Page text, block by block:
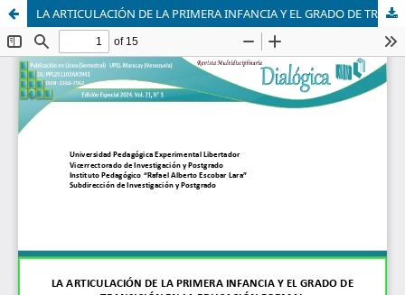
LA ARTICULACIÓN DE LA PRIMERA INFANCIA Y EL GRADO DE TRANSICIÓN EN LA EDUCACIÓN FORMAL